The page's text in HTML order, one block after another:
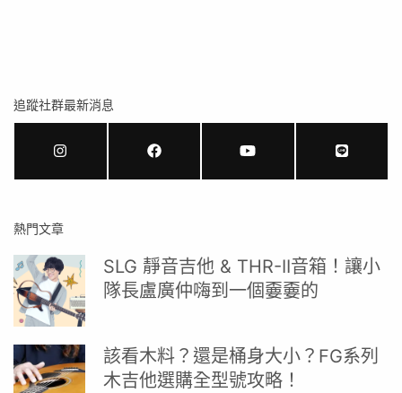
追蹤社群最新消息
熱門文章
SLG 靜音吉他 & THR-II音箱！讓小
隊長盧廣仲嗨到一個嫑嫑的
該看木料？還是桶身大小？FG系列
木吉他選購全型號攻略！